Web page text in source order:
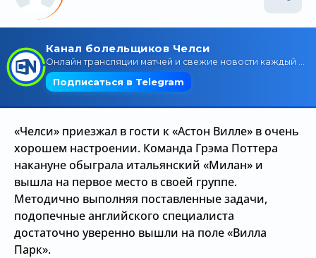
«Челси» приезжал в гости к «Астон Вилле» в очень
хорошем настроении. Команда Грэма Поттера
накануне обыграла итальянский «Милан» и
вышла на первое место в своей группе.
Методично выполняя поставленные задачи,
подопечные английского специалиста
достаточно уверенно вышли на поле «Вилла
Парк».
Состав команды
Поиск по сайту
Трансляции
Контакты